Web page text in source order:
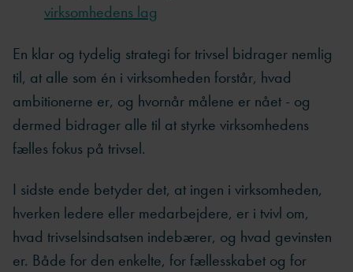
virksomhedens lag
En klar og tydelig strategi for trivsel bidrager nemlig
til, at alle som én i virksomheden forstår, hvad
ambitionerne er, og hvornår målene er nået - og
dermed bidrager alle til at styrke virksomhedens
fælles fokus på trivsel.
I sidste ende betyder det, at ingen i virksomheden,
hverken ledere eller medarbejdere, er i tvivl om,
hvad trivselsindsatsen indebærer, og hvad gevinsten
er. Både for den enkelte, for fællesskabet og for